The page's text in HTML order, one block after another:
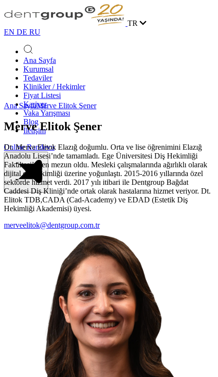
TR
EN DE RU
Ana Sayfa
Kurumsal
Tedaviler
Klinikler / Hekimler
Fiyat Listesi
Kariyer
Vaka Yarışması
Blog
İletişim
Online Randevu
Ana SayfaMerve Elitok Şener
Merve Elitok Şener
Dt. Merve Elitok Elazığ doğumlu. Orta ve lise öğrenimini Elazığ
Anadolu Lisesi’nde tamamladı. Ege Üniversitesi Diş Hekimliği
Fakültesi’nden mezun oldu. Mesleki çalışmalarında ağırlıklı olarak
dijital diş hekimliği üzerine yoğunlaştı. 2015-2016 yıllarında özel
sektörde hizmet verdi. 2017 yılı itibari ile Dentgroup Bağdat
Caddesi Diş Kliniği’nde ortak olarak hastalarına hizmet veriyor. Dt.
Elitok TDB,CADA (Cad-Academy) ve EDAD (Estetik Diş
Hekimliği Akademisi) üyesi.
merveelitok@dentgroup.com.tr